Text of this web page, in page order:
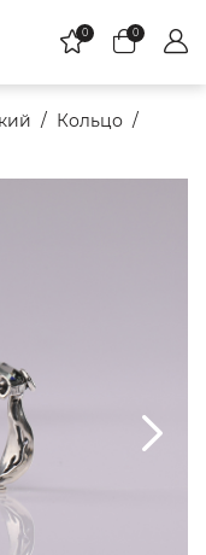
0 0
Кольцо